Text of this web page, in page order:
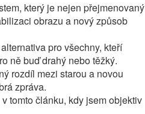
který je nejen přejmenovaný
obrazu a nový způsob
pro všechny, kteří
ně buď drahý nebo těžký.
rozdíl mezi starou a novou
zpráva.
tomto článku, kdy jsem objektiv